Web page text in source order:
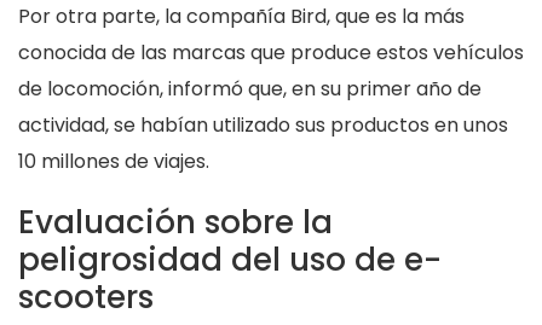
Por otra parte, la compañía Bird, que es la más
conocida de las marcas que produce estos vehículos
de locomoción, informó que, en su primer año de
actividad, se habían utilizado sus productos en unos
10 millones de viajes.
Evaluación sobre la
peligrosidad del uso de e-
scooters